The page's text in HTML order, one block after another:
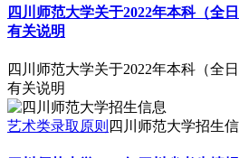
四川师范大学关于2022年本科（全
有关说明
四川师范大学关于2022年本科（全
有关说明
艺术类录取原则 四川师范大学招生